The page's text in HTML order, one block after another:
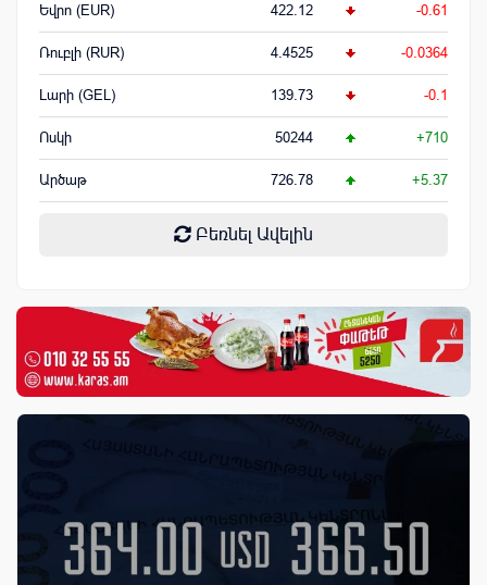
Եվրո (EUR) 422.12 -0.61
Ռուբլի (RUR) 4.4525 -0.0364
Լարի (GEL) 139.73 -0.1
Ոսկի 50244 +710
Արծաթ 726.78 +5.37
Բեռնել Ավելին